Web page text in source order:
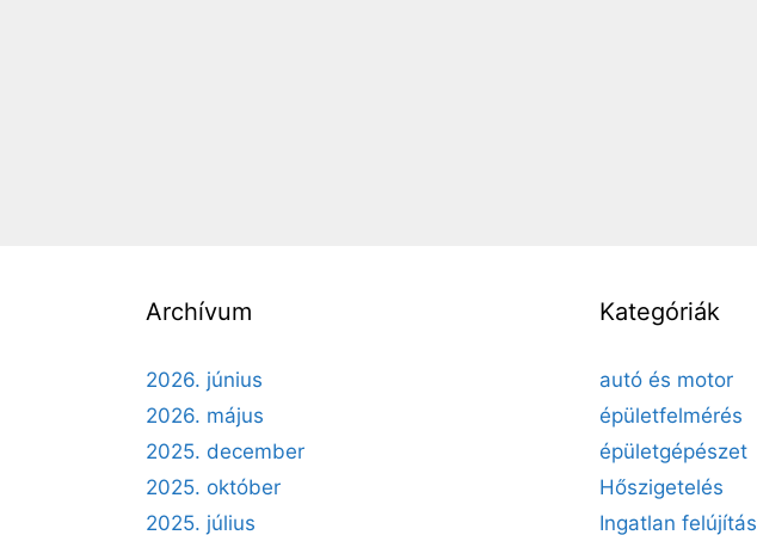
Archívum
2026. június
2026. május
2025. december
2025. október
2025. július
Kategóriák
autó és motor
épületfelmérés
épületgépészet
Hőszigetelés
Ingatlan felújítás